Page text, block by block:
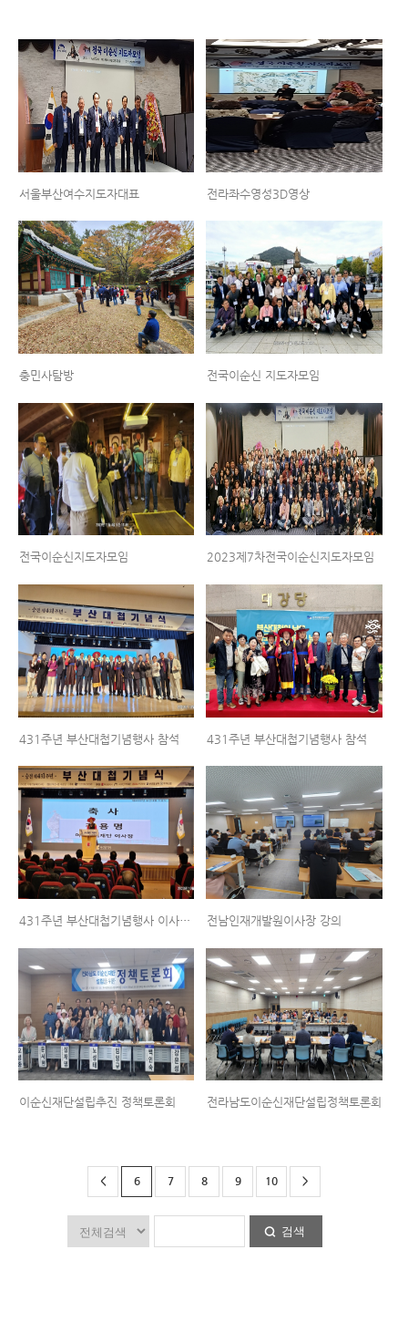
서울부산여수지도자대표 전라좌수영성3D영상
충민사탐방 전국이순신 지도자모임
전국이순신지도자모임 2023제7차전국이순신지도자모임
431주년 부산대첩기념행사 참석 431주년 부산대첩기념행사 참석
431주년 부산대첩기념행사 이사장축사 전남인재개발원이사장 강의
이순신재단설립추진 정책토론회 전라남도이순신재단설립정책토론회
< 6 7 8 9 10 >
검색